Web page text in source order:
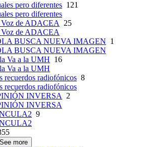
pero diferentes 121
pero diferentes
de ADACEA 25
de ADACEA
BUSCA NUEVA IMAGEN 1
BUSCA NUEVA IMAGEN
Va a la UMH 16
Va a la UMH
recuerdos radiofónicos 8
recuerdos radiofónicos
INVERSA 2
INVERSA
9
See more